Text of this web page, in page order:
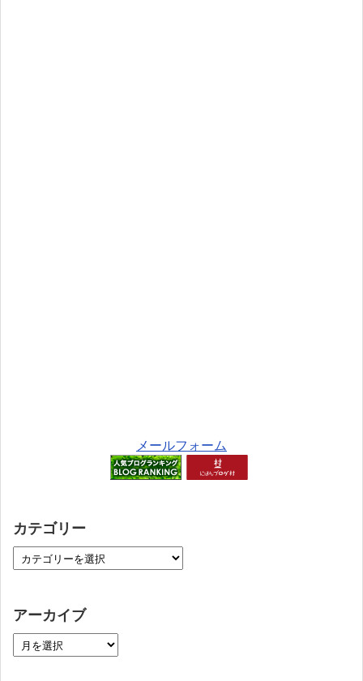
メールフォーム
カテゴリー
アーカイブ